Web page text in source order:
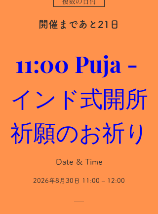
開催まであと21日
11:00 Puja -
インド式開所
祈願のお祈り
Date & Time
2026年8月30日 11:00 – 12:00